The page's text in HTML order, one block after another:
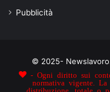
Pubblicità
© 2025-
- Ogni diritto sui
normativa vigente.
distribuzione, totale o